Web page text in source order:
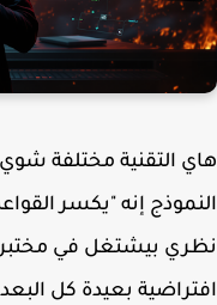
التقنية مختلفة شوي
إنه "يكسر
بيشتغل في مختبر
بعيدة كل البعد